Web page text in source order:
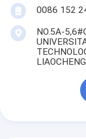
0086 152
NO.5A-